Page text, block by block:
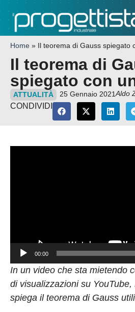
Home » Il teorema di Gauss spiegato
Il teorema di
spiegato con
ATTUALITÀ 25 Gennaio 2021Aldo
CONDIVIDI
00:00
In un video che sta mietendo
di visualizzazioni su
spiega il teorema di Gauss